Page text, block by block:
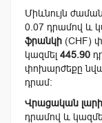
Միևնույն
0.07 դրամով և
ֆրանկի (CHF)
կազմել 445.90
փոխարժեքը
դրամ:
Վրացական
դրամով և